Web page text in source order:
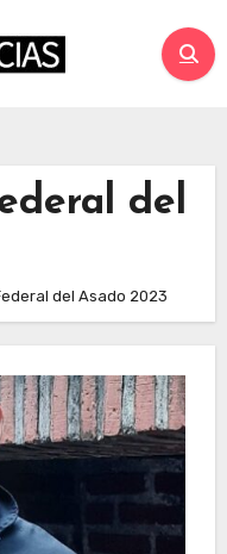
del
del Asado 2023